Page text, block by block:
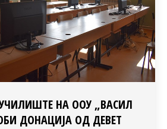
НА ООУ „ВАСИЛ
ДОНАЦИЈА ОД ДЕВЕТ